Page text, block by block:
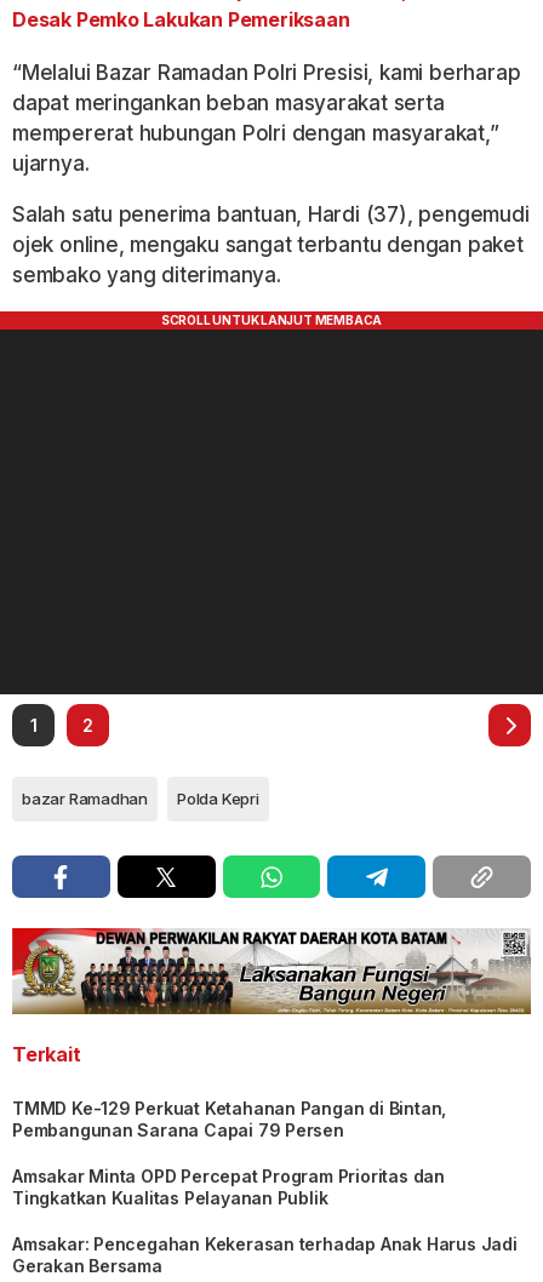
Desak Pemko Lakukan Pemeriksaan
“Melalui Bazar Ramadan Polri Presisi, kami berharap
dapat meringankan beban masyarakat serta
mempererat hubungan Polri dengan masyarakat,”
ujarnya.
Salah satu penerima bantuan, Hardi (37), pengemudi
ojek online, mengaku sangat terbantu dengan paket
sembako yang diterimanya.
1 2
bazar Ramadhan Polda Kepri
Terkait
TMMD Ke-129 Perkuat Ketahanan Pangan di Bintan,
Pembangunan Sarana Capai 79 Persen
Amsakar Minta OPD Percepat Program Prioritas dan
Tingkatkan Kualitas Pelayanan Publik
Amsakar: Pencegahan Kekerasan terhadap Anak Harus Jadi
Gerakan Bersama